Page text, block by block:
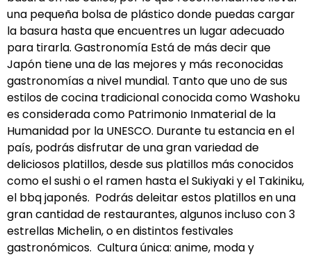
una pequeña bolsa de plástico donde puedas cargar
la basura hasta que encuentres un lugar adecuado
para tirarla. Gastronomía Está de más decir que
Japón tiene una de las mejores y más reconocidas
gastronomías a nivel mundial. Tanto que uno de sus
estilos de cocina tradicional conocida como Washoku
es considerada como Patrimonio Inmaterial de la
Humanidad por la UNESCO. Durante tu estancia en el
país, podrás disfrutar de una gran variedad de
deliciosos platillos, desde sus platillos más conocidos
como el sushi o el ramen hasta el Sukiyaki y el Takiniku,
el bbq japonés. Podrás deleitar estos platillos en una
gran cantidad de restaurantes, algunos incluso con 3
estrellas Michelin, o en distintos festivales
gastronómicos. Cultura única: anime, moda y